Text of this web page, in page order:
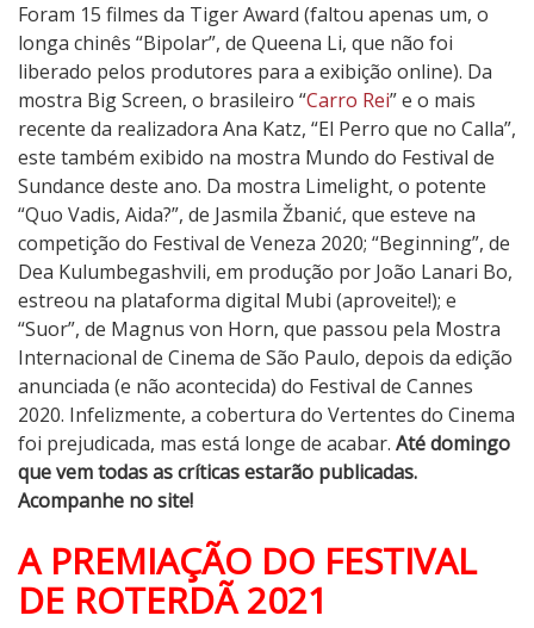
Foram 15 filmes da Tiger Award (faltou apenas um, o
longa chinês “Bipolar”, de Queena Li, que não foi
liberado pelos produtores para a exibição online). Da
mostra Big Screen, o brasileiro “Carro Rei” e o mais
recente da realizadora Ana Katz, “El Perro que no Calla”,
este também exibido na mostra Mundo do Festival de
Sundance deste ano. Da mostra Limelight, o potente
“Quo Vadis, Aida?”, de Jasmila Žbanić, que esteve na
competição do Festival de Veneza 2020; “Beginning”, de
Dea Kulumbegashvili, em produção por João Lanari Bo,
estreou na plataforma digital Mubi (aproveite!); e
“Suor”, de Magnus von Horn, que passou pela Mostra
Internacional de Cinema de São Paulo, depois da edição
anunciada (e não acontecida) do Festival de Cannes
2020. Infelizmente, a cobertura do Vertentes do Cinema
foi prejudicada, mas está longe de acabar. Até domingo
que vem todas as críticas estarão publicadas.
Acompanhe no site!
A PREMIAÇÃO DO FESTIVAL
DE ROTERDÃ 2021